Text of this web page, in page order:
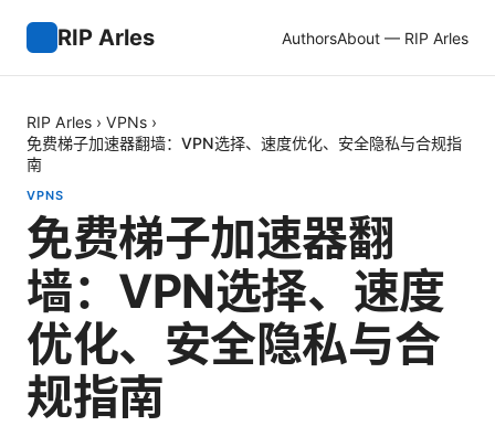
RIP Arles AuthorsAbout — RIP Arles
RIP Arles › VPNs ›
免费梯子加速器翻墙：VPN选择、速度优化、安全隐私与合规指
南
VPNS
免费梯子加速器翻
墙：VPN选择、速度
优化、安全隐私与合
规指南